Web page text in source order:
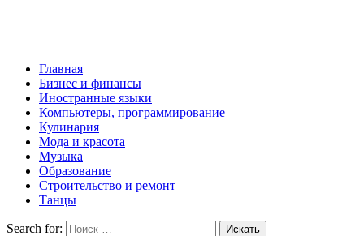
Главная
Бизнес и финансы
Иностранные языки
Компьютеры, программирование
Кулинария
Мода и красота
Музыка
Образование
Строительство и ремонт
Танцы
Search for: